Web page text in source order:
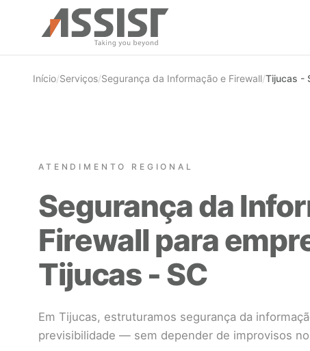
Ir direto para o conteúdo
Início/Serviços/Segurança da Informação e Firewall/Tijucas -
ATENDIMENTO REGIONAL
Segurança da
Firewall para
Tijucas - SC
Em Tijucas, estruturamos segurança da
previsibilidade — sem depender de improvisos no